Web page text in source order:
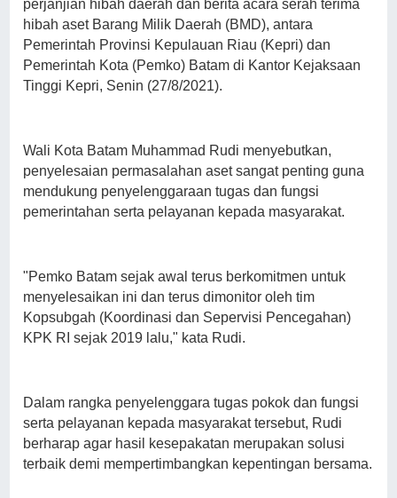
perjanjian hibah daerah dan berita acara serah terima
hibah aset Barang Milik Daerah (BMD), antara
Pemerintah Provinsi Kepulauan Riau (Kepri) dan
Pemerintah Kota (Pemko) Batam di Kantor Kejaksaan
Tinggi Kepri, Senin (27/8/2021).
Wali Kota Batam Muhammad Rudi menyebutkan,
penyelesaian permasalahan aset sangat penting guna
mendukung penyelenggaraan tugas dan fungsi
pemerintahan serta pelayanan kepada masyarakat.
"Pemko Batam sejak awal terus berkomitmen untuk
menyelesaikan ini dan terus dimonitor oleh tim
Kopsubgah (Koordinasi dan Sepervisi Pencegahan)
KPK RI sejak 2019 lalu," kata Rudi.
Dalam rangka penyelenggara tugas pokok dan fungsi
serta pelayanan kepada masyarakat tersebut, Rudi
berharap agar hasil kesepakatan merupakan solusi
terbaik demi mempertimbangkan kepentingan bersama.